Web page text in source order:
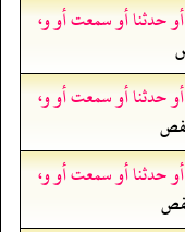
حدثنا أو سمعت أو و،
حدثنا أو سمعت أو و،
حدثنا أو سمعت أو و،